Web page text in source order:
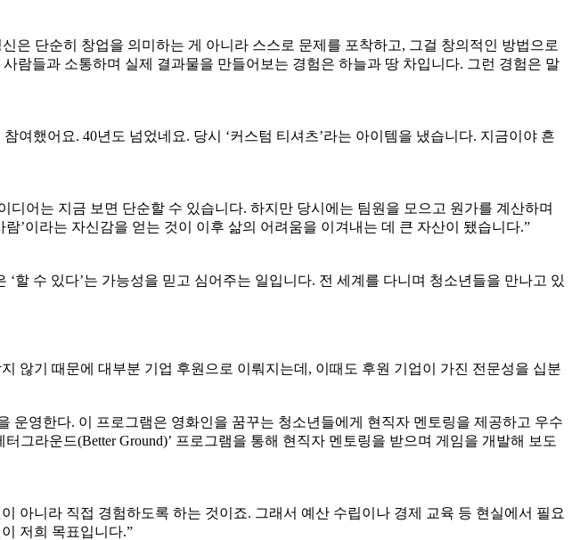
은 단순히 창업을 의미하는 게 아니라 스스로 문제를 포착하고, 그걸 창의적인 방법으로
람들과 소통하며 실제 결과물을 만들어보는 경험은 하늘과 땅 차입니다. 그런 경험은 말
했어요. 40년도 넘었네요. 당시 ‘커스텀 티셔츠’라는 아이템을 냈습니다. 지금이야 흔
어는 지금 보면 단순할 수 있습니다. 하지만 당시에는 팀원을 모으고 원가를 계산하며
’이라는 자신감을 얻는 것이 이후 삶의 어려움을 이겨내는 데 큰 자산이 됐습니다.”
할 수 있다’는 가능성을 믿고 심어주는 일입니다. 전 세계를 다니며 청소년들을 만나고 있
않기 때문에 대부분 기업 후원으로 이뤄지는데, 이때도 후원 기업이 가진 전문성을 십분
운영한다. 이 프로그램은 영화인을 꿈꾸는 청소년들에게 현직자 멘토링을 제공하고 우수
그라운드(Better Ground)’ 프로그램을 통해 현직자 멘토링을 받으며 게임을 개발해 보도
아니라 직접 경험하도록 하는 것이죠. 그래서 예산 수립이나 경제 교육 등 현실에서 필요
저희 목표입니다.”